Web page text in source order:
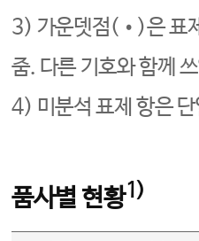
3) 가운뎃점(•)은 표
줌. 다른 기호와 함께
4) 미분석 표제 항은
품사별 현황1)